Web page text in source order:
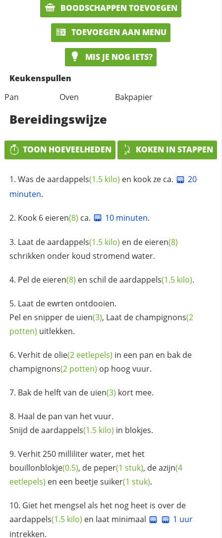
BOODSCHAPPEN TOEVOEGEN
TOEVOEGEN AAN MENU
MIS JE NOG IETS?
Keukenspullen
Pan
Oven Bakpapier
Bereidingswijze
TOON HOEVEELHEDEN KOKEN IN STAPPEN
Was deaardappels(1.5 kilo) en kook ze ca.
20
minuten.
Kook 6 eieren(8) ca. 10 minuten.
Laat deaardappels(1.5 kilo) en de eieren(8)
schrikken onder koud stromend water.
Pel de eieren(8) en schil deaardappels(1.5 kilo).
Laat de ewrten ontdooien.
Pel en snipper de uien(3), Laat de champignons(2
potten) uitlekken.
Verhit de olie(2 eetlepels) in een pan en bak de
champignons(2 potten) op hoog vuur.
Bak de helft van de uien(3) kort mee.
Haal de pan van het vuur.
Snijd deaardappels(1.5 kilo) in blokjes.
Verhit 250 milliliter water, met het
bouillonblokje(0.5), de peper(1 stuk), deazijn(4
eetlepels) en een beetjesuiker(1 stuk).
Giet het mengsel als het nog heet is over de
aardappels(1.5 kilo) en laat minimaal
1 uur
intrekken.